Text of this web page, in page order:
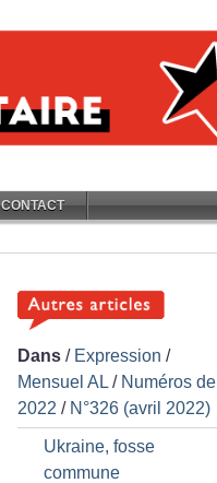
CONTACT
Dans / Expression /
Mensuel AL / Numéros de
2022 / N°326 (avril 2022)
Ukraine, fosse
commune